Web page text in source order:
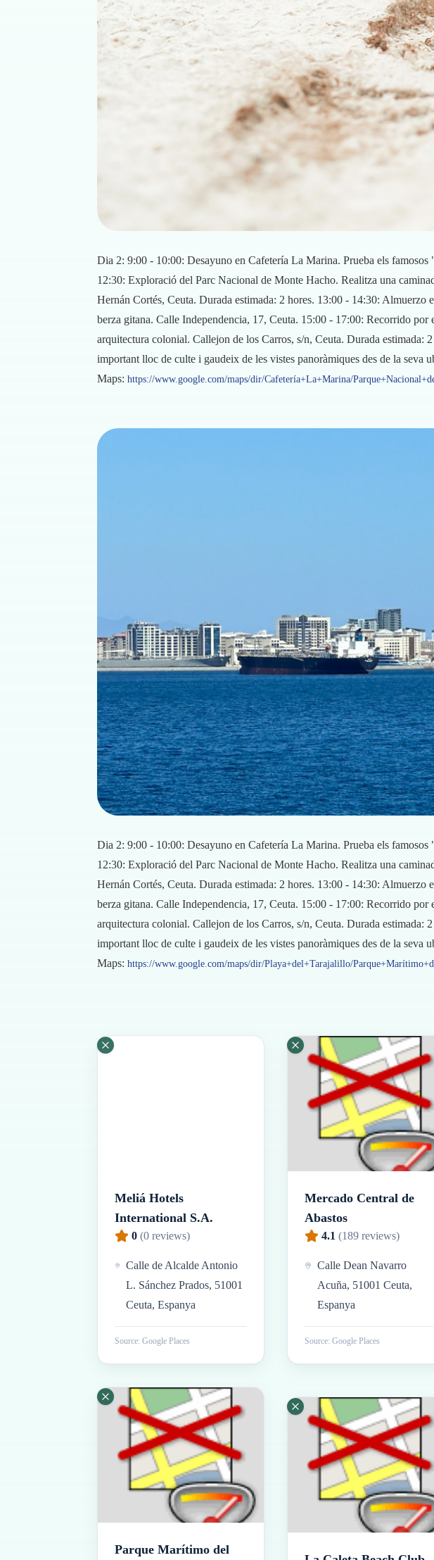
Dia 2: 9:00 - 10:00: Desayuno en Cafetería La Marina. Prueba els
12:30: Exploració del Parc Nacional de Monte Hacho. Realitza una
Hernán Cortés, Ceuta. Durada estimada: 2 hores. 13:00 - 14:30: Almuerzo
berza gitana. Calle Independencia, 17, Ceuta. 15:00 - 17:00: Recorrido por
arquitectura colonial. Callejon de los Carros, s/n, Ceuta. Durada
important lloc de culte i gaudeix de les vistes panoràmiques des de la
Maps: https://www.google.com/maps/dir/Cafetería+La+Marina/
Dia 2: 9:00 - 10:00: Desayuno en Cafetería La Marina. Prueba els
12:30: Exploració del Parc Nacional de Monte Hacho. Realitza una
Hernán Cortés, Ceuta. Durada estimada: 2 hores. 13:00 - 14:30: Almuerzo
berza gitana. Calle Independencia, 17, Ceuta. 15:00 - 17:00: Recorrido por
arquitectura colonial. Callejon de los Carros, s/n, Ceuta. Durada
important lloc de culte i gaudeix de les vistes panoràmiques des de la
Maps: https://www.google.com/maps/dir/Playa+del+Tarajalillo/
Meliá Hotels
International S.A.
0 (0 reviews)
Calle de Alcalde Antonio
L. Sánchez Prados, 51001
Ceuta, Espanya
Source: Google Places
Mercado Central de
Abastos
4.1 (189reviews)
Calle Dean Navarro
Acuña, 51001 Ceuta,
Espanya
Source: Google Places
Parque Marítimo del